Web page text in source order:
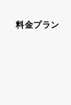
料金プラン